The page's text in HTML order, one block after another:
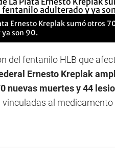
Ernesto Kreplak sumó otros
son 90.
del fentanilo HLB que
Ernesto Kreplak
nuevas muertes y 44
al medicamento